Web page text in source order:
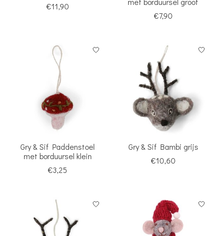
€11,90
€7,90
Gry & Sif Paddenstoel
met borduursel klein
€3,25
Gry & Sif Bambi grijs
€10,60